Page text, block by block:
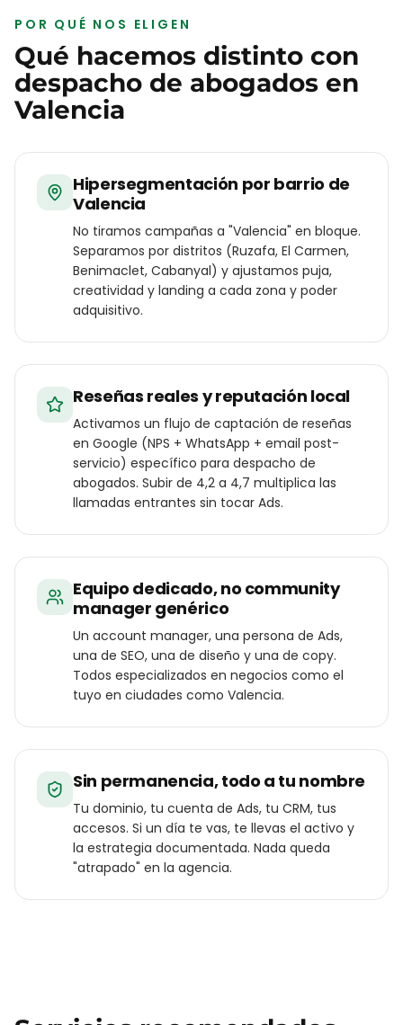
POR QUÉ NOS ELIGEN
Qué hacemos distinto con
despacho de abogados en
Valencia
Hipersegmentación por barrio de
Valencia
No tiramos campañas a "Valencia" en bloque.
Separamos por distritos (Ruzafa, El Carmen,
Benimaclet, Cabanyal) y ajustamos puja,
creatividad y landing a cada zona y poder
adquisitivo.
Reseñas reales y reputación local
Activamos un flujo de captación de reseñas
en Google (NPS + WhatsApp + email post-
servicio) específico para despacho de
abogados. Subir de 4,2 a 4,7 multiplica las
llamadas entrantes sin tocar Ads.
Equipo dedicado, no community
manager genérico
Un account manager, una persona de Ads,
una de SEO, una de diseño y una de copy.
Todos especializados en negocios como el
tuyo en ciudades como Valencia.
Sin permanencia, todo a tu nombre
Tu dominio, tu cuenta de Ads, tu CRM, tus
accesos. Si un día te vas, te llevas el activo y
la estrategia documentada. Nada queda
"atrapado" en la agencia.